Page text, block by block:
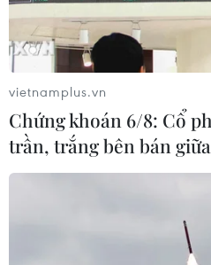
vietnamplus.vn
Chứng khoán 6/8: Cổ
trần, trắng bên bán